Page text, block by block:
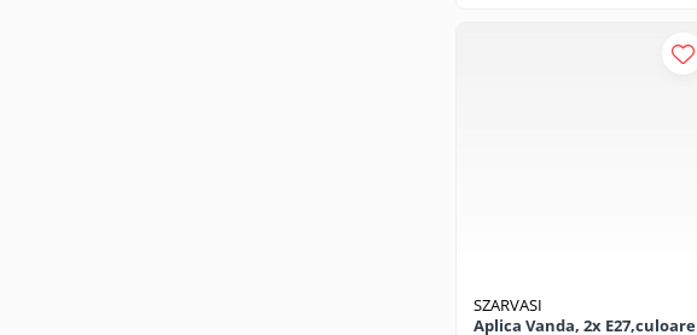
SZARVASI
Aplica Vanda, 2x E27,culoare